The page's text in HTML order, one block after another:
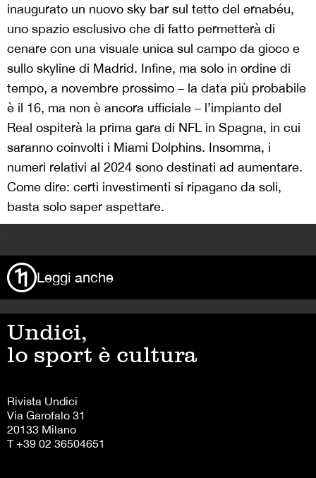
inaugurato un nuovo sky bar sul tetto del ernabéu,
uno spazio esclusivo che di fatto permetterà di
cenare con una visuale unica sul campo da gioco e
sullo skyline di Madrid. Infine, ma solo in ordine di
tempo, a novembre prossimo – la data più probabile
è il 16, ma non è ancora ufficiale – l’impianto del
Real ospiterà la prima gara di NFL in Spagna, in cui
saranno coinvolti i Miami Dolphins. Insomma, i
numeri relativi al 2024 sono destinati ad aumentare.
Come dire: certi investimenti si ripagano da soli,
basta solo saper aspettare.
Leggi anche
Undici,
lo sport è cultura
Rivista Undici
Via Garofalo 31
20133 Milano
T +39 02 36504651